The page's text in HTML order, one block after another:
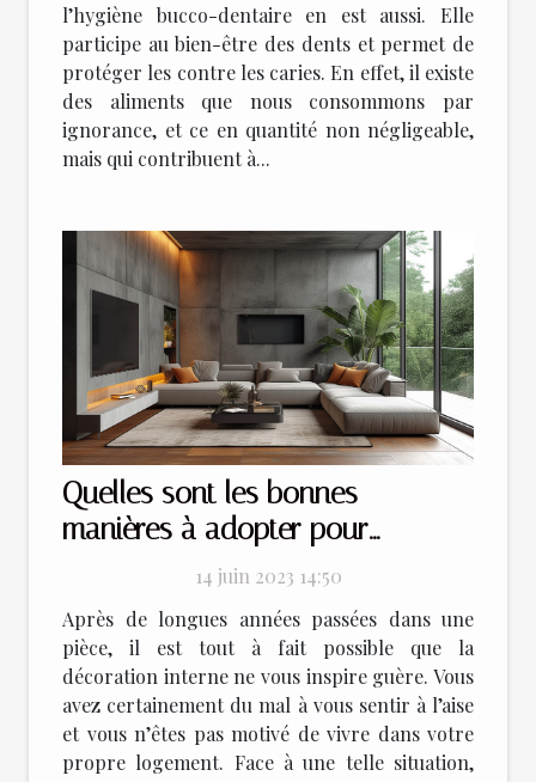
l’hygiène bucco-dentaire en est aussi. Elle
participe au bien-être des dents et permet de
protéger les contre les caries. En effet, il existe
des aliments que nous consommons par
ignorance, et ce en quantité non négligeable,
mais qui contribuent à...
Quelles sont les bonnes
manières à adopter pour
améliorer son design d’intérieur
14 juin 2023 14:50
Après de longues années passées dans une
pièce, il est tout à fait possible que la
décoration interne ne vous inspire guère. Vous
avez certainement du mal à vous sentir à l’aise
et vous n’êtes pas motivé de vivre dans votre
propre logement. Face à une telle situation,